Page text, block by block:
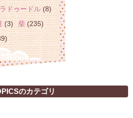
ドゥードル(8)
(3) 柴(235)
のカテゴリ